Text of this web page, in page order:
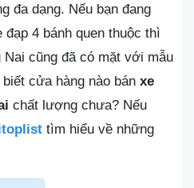
đa dạng. Nếu bạn đang
4 bánh quen thuộc thì
cũng đã có mặt với mẫu
cửa hàng nào bán xe
chất lượng chưa? Nếu
tìm hiểu về những